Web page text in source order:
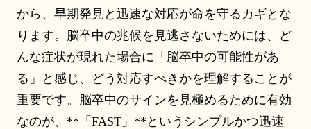
から、早期発見と迅速な対応が命を守るカギとな
ります。脳卒中の兆候を見逃さないためには、ど
んな症状が現れた場合に「脳卒中の可能性があ
る」と感じ、どう対応すべきかを理解することが
重要です。脳卒中のサインを見極めるために有効
なのが、**「FAST」**というシンプルかつ迅速